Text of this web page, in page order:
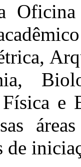
Oficina
e
de